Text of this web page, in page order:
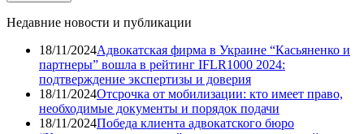
Недавние новости и публикации
18/11/2024Адвокатская фирма в Украине “Касьяненко и
партнеры” вошла в рейтинг IFLR1000 2024:
подтверждение экспертизы и доверия
18/11/2024Отсрочка от мобилизации: кто имеет право,
необходимые документы и порядок подачи
18/11/2024Победа клиента адвокатского бюро